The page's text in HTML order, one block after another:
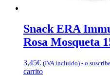
Snack ERA
Rosa Mosqueta
3,45€ (IVA incluido) - o
carrito